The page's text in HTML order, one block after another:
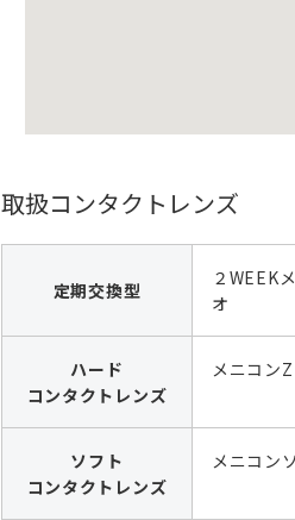
取扱コンタクトレンズ
定期交換型
２WEEK
オ
ハード
コンタクトレンズ
メニコンZ
ソフト
コンタクトレンズ
メニコン